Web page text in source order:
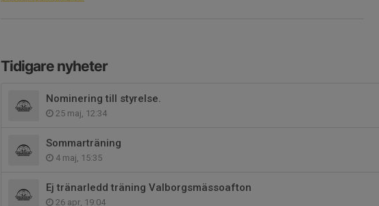
Tidigare nyheter
Nominering till styrelse.
25 maj, 12:34
Sommarträning
4 maj, 15:35
Ej tränarledd träning Valborgsmässoafton
26 apr, 19:04